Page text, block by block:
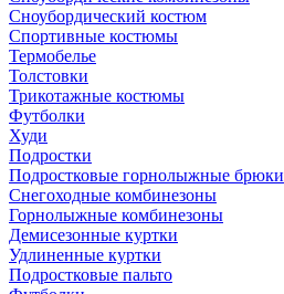
Сноубордический костюм
Спортивные костюмы
Термобелье
Толстовки
Трикотажные костюмы
Футболки
Худи
Подростки
Подростковые горнолыжные брюки
Снегоходные комбинезоны
Горнолыжные комбинезоны
Демисезонные куртки
Удлиненные куртки
Подростковые пальто